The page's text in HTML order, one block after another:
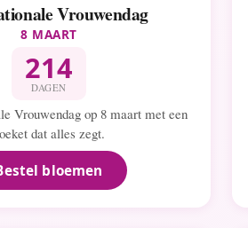
Vrouwendag
8 MAART
214
DAGEN
Vrouwendag op 8 maart met een
dat alles zegt.
bloemen